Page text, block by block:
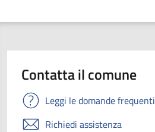
Contatta il comune
Leggi le domande frequenti
Richiedi assistenza